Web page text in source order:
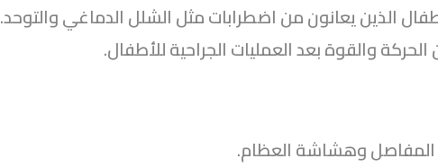
الذين يعانون من اضطرابات مثل الشلل الدماغي والتوحد.
والقوة بعد العمليات الجراحية للأطفال.
المفاصل وهشاشة العظام.